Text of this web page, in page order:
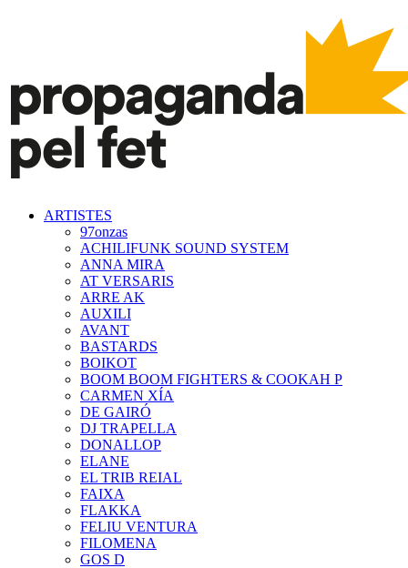
ARTISTES
97onzas
ACHILIFUNK SOUND SYSTEM
ANNA MIRA
AT VERSARIS
ARRE AK
AUXILI
AVANT
BASTARDS
BOIKOT
BOOM BOOM FIGHTERS & COOKAH P
CARMEN XÍA
DE GAIRÓ
DJ TRAPELLA
DONALLOP
ELANE
EL TRIB REIAL
FAIXA
FLAKKA
FELIU VENTURA
FILOMENA
GOS D